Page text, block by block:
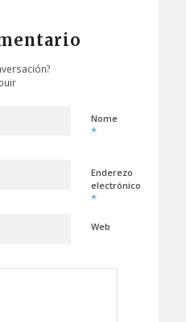
Nome
*
Enderezo
electrónico
*
Web